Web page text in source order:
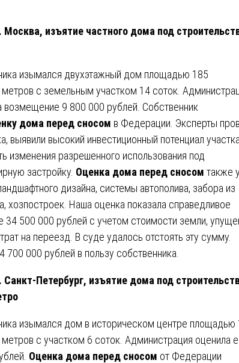
изъятие частного дома под
изымался двухэтажный дом площадью 185
метров с земельным участком 14 соток.
возмещение 9 800 000 рублей. Собственник
дома перед сносом в Федерации. Эксперты
выявили высокий инвестиционный потенциал
изменения разрешенного использования под
застройку. Оценка дома перед сносом также
дизайна, системы автополива, забора из
хозпостроек. Наша оценка показала справедливое
34 500 000 рублей с учетом стоимости земли,
на переезд. В суде удалось отстоять эту сумму.
700 000 рублей в пользу собственника.
Петербург, изъятие дома под
изымался дом в историческом центре площадью
с участком 6 соток. Администрация оценила
Оценка дома перед сносом от Федерации